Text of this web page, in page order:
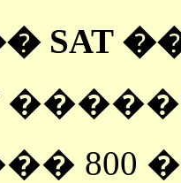
SAT
800